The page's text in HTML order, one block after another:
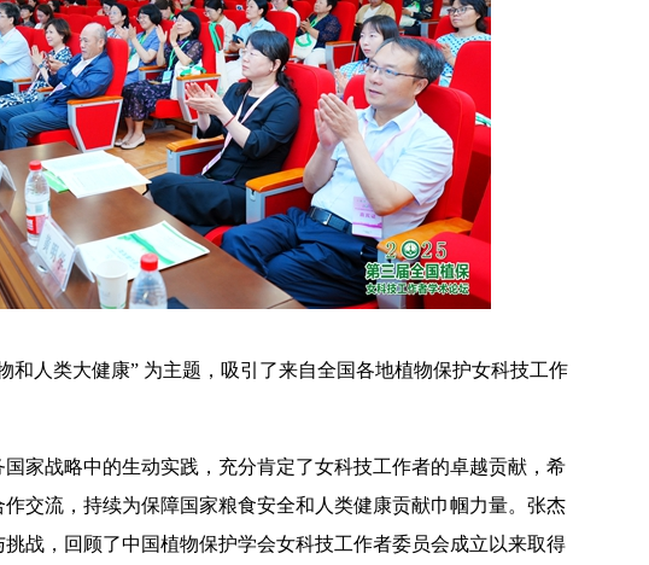
和人类大健康” 为主题，吸引了来自全国各地植物保护女科技工作
家战略中的生动实践，充分肯定了女科技工作者的卓越贡献，希
交流，持续为保障国家粮食安全和人类健康贡献巾帼力量。张杰
战，回顾了中国植物保护学会女科技工作者委员会成立以来取得